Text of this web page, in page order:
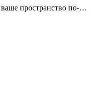
пространство по-
в каждом уголке